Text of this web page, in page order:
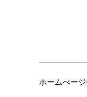
ホームぺー